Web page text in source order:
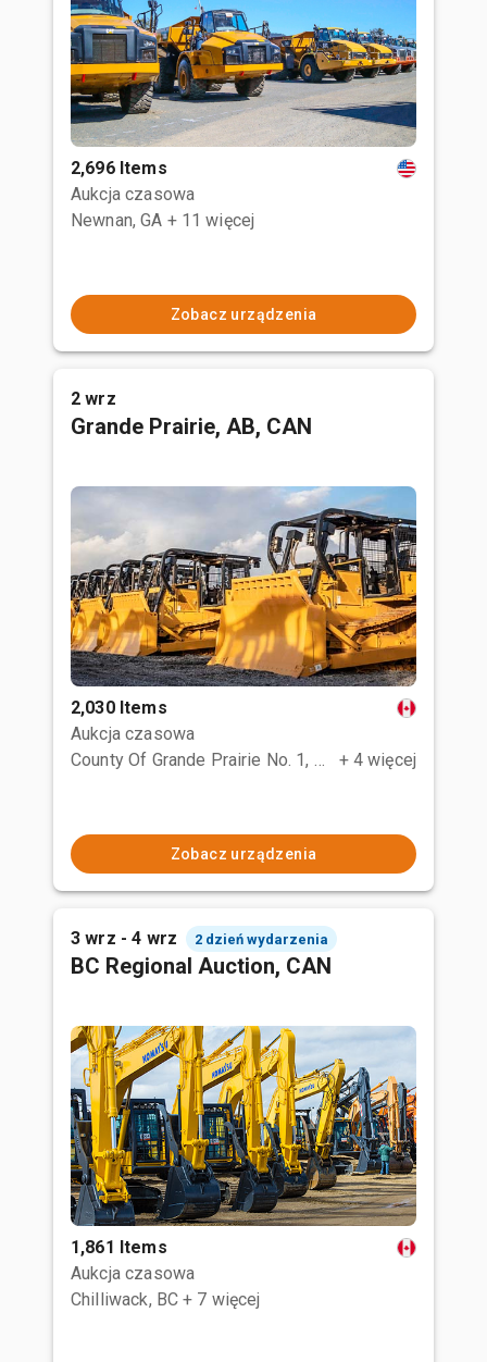
2,696 Items
Aukcja czasowa
Newnan, GA + 11 więcej
Zobacz urządzenia
2 wrz
Grande Prairie, AB, CAN
2,030 Items
Aukcja czasowa
County Of Grande Prairie No. 1, AB
+ 4 więcej
Zobacz urządzenia
3 wrz - 4 wrz 2 dzień wydarzenia
BC Regional Auction, CAN
1,861 Items
Aukcja czasowa
Chilliwack, BC + 7 więcej